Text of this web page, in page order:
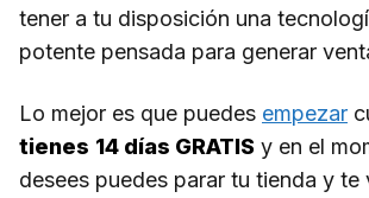
tener a tu disposición una
potente pensada para generar
Lo mejor es que puedes empezar
tienes 14 días GRATIS y en el
desees puedes parar tu tienda y te